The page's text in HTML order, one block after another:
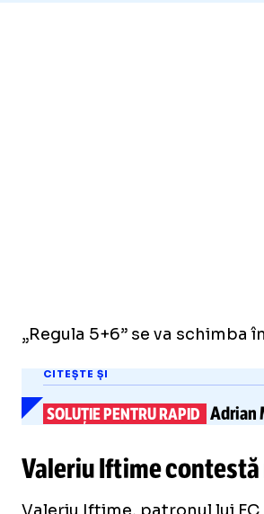
„Regula 5+6” se va
CITEȘTE ȘI
SOLUȚIE PENTRU RAPID Adrian
Valeriu Iftime contestă